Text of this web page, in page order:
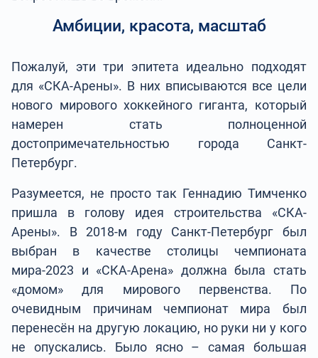
Амбиции, красота, масштаб
Пожалуй, эти три эпитета идеально подходят
для «СКА-Арены». В них вписываются все цели
нового мирового хоккейного гиганта, который
намерен стать полноценной
достопримечательностью города Санкт-
Петербург.
Разумеется, не просто так Геннадию Тимченко
пришла в голову идея строительства «СКА-
Арены». В 2018-м году Санкт-Петербург был
выбран в качестве столицы чемпионата
мира-2023 и «СКА-Арена» должна была стать
«домом» для мирового первенства. По
очевидным причинам чемпионат мира был
перенесён на другую локацию, но руки ни у кого
не опускались. Было ясно – самая большая